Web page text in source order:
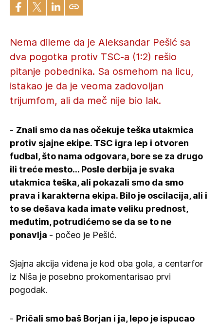
Nema dileme da je Aleksandar Pešić sa
dva pogotka protiv TSC-a (1:2) rešio
pitanje pobednika. Sa osmehom na licu,
istakao je da je veoma zadovoljan
trijumfom, ali da meč nije bio lak.
- Znali smo da nas očekuje teška utakmica
protiv sjajne ekipe. TSC igra lep i otvoren
fudbal, što nama odgovara, bore se za drugo
ili treće mesto... Posle derbija je svaka
utakmica teška, ali pokazali smo da smo
prava i karakterna ekipa. Bilo je oscilacija, ali i
to se dešava kada imate veliku prednost,
međutim, potrudićemo se da se to ne
ponavlja - počeo je Pešić.
Sjajna akcija viđena je kod oba gola, a centarfor
iz Niša je posebno prokomentarisao prvi
pogodak.
- Pričali smo baš Borjan i ja, lepo je ispucao